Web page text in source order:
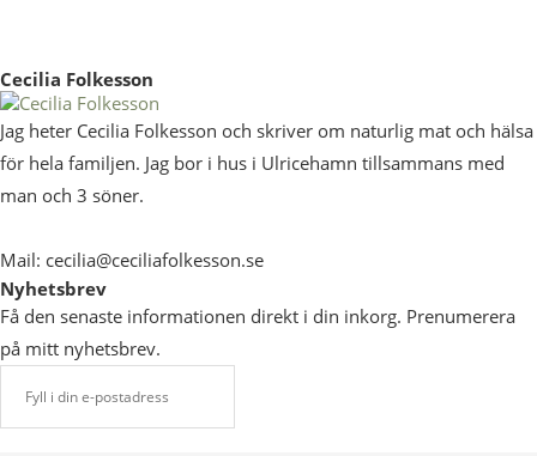
Cecilia Folkesson
Jag heter Cecilia Folkesson och skriver om naturlig mat och hälsa
för hela familjen. Jag bor i hus i Ulricehamn tillsammans med
man och 3 söner.
Mail: cecilia@ceciliafolkesson.se
Nyhetsbrev
Få den senaste informationen direkt i din inkorg. Prenumerera
på mitt nyhetsbrev.